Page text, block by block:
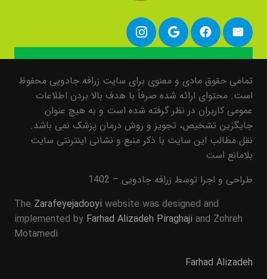
تمامی حقوق مادی و معنوی برای سایت زرافه جادویی محفوظ
است. محتوای ارائه شده صرفاً با هدف بالا بردن اطلاعات
عمومی کاربران در نظر گرفته شده است و به هیچ عنوان
جایگزین تشخیص، تجویز و روش درمان پزشک نمی باشد.
نقل مطالب این سایت با ذکر منبع و نشانی اینترنتی سایت
بلامانع است
طراحی و اجرا توسط زرافه جادویی – 1402
The Zarafeyejadooyi website was designed and
implemented by Farhad Alizadeh Piraghaji and Zohreh
Motamedi
Farhad Alizadeh